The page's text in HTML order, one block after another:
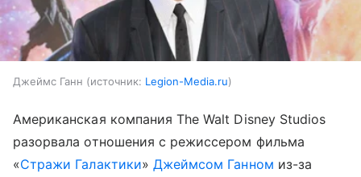
Джеймс Ганн источник: Legion-Media.ru
Американская компания The Walt Disney Studios
разорвала отношения с режиссером фильма
«Стражи Галактики» Джеймсом Ганном из-за